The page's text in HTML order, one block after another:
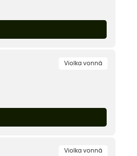
Violka vonná
Violka vonná